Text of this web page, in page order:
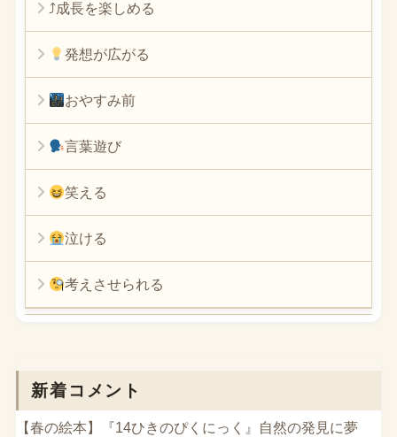
⤴︎成長を楽しめる
発想が広がる
おやすみ前
言葉遊び
笑える
泣ける
考えさせられる
新着コメント
【春の絵本】『14ひきのぴくにっく』自然の発見に夢